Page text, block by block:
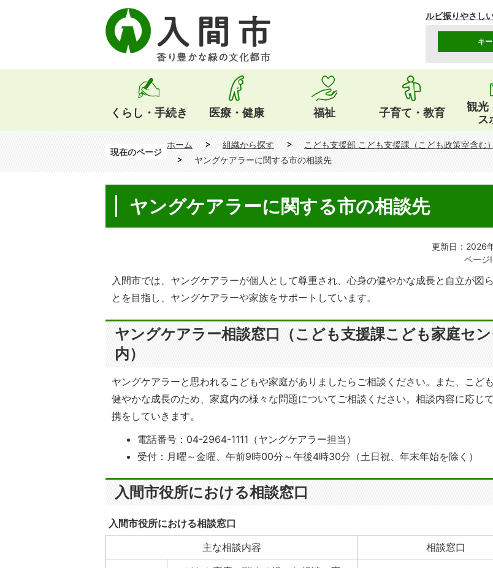
ルビ振りやさし
キ
くらし・手続き 医療・健康 福祉 子育て・教育
観光
ス
現在のページ
ホーム 組織から探す こども支援部 こども支援課（こども政策室含む）
ヤングケアラーに関する市の相談先
ヤングケアラーに関する市の相談先
更新日：2026
ページ
入間市では、ヤングケアラーが個人として尊重され、心身の健やかな成長と自立が図
とを目指し、ヤングケアラーや家族をサポートしています。
ヤングケアラー相談窓口（こども支援課こども家庭セ
内）
ヤングケアラーと思われるこどもや家庭がありましたらご相談ください。また、こど
健やかな成長のため、家庭内の様々な問題についてご相談ください。相談内容に応じ
携をしていきます。
電話番号：04-2964-1111（ヤングケアラー担当）
受付：月曜～金曜、午前9時00分～午後4時30分（土日祝、年末年始を除く）
入間市役所における相談窓口
入間市役所における相談窓口
主な相談内容
相談窓口